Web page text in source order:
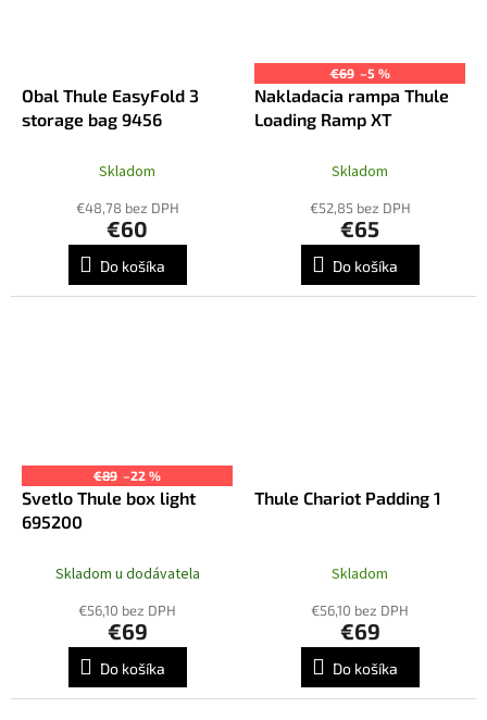
Obal Thule EasyFold 3
storage bag 9456
Skladom
€48,78 bez DPH
€60
Do košíka
€69 –5 %
Nakladacia rampa Thule
Loading Ramp XT
Skladom
€52,85 bez DPH
€65
Do košíka
€89 –22 %
Svetlo Thule box light
695200
Skladom u dodávatela
€56,10 bez DPH
€69
Do košíka
Thule Chariot Padding 1
Skladom
€56,10 bez DPH
€69
Do košíka